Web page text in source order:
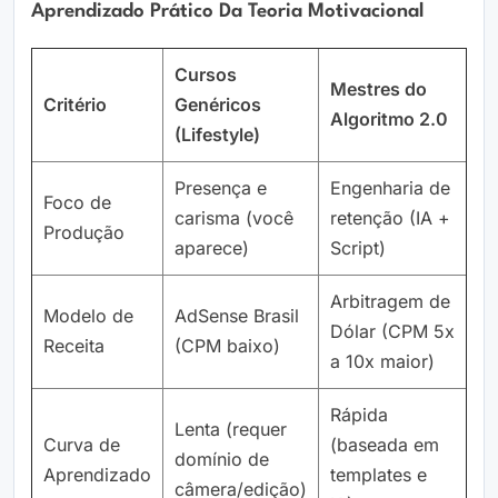
Aprendizado Prático Da Teoria Motivacional
Critério
Cursos
Genéricos
(Lifestyle)
Mestres do
Algoritmo 2.0
Foco de
Produção
Presença e
carisma (você
aparece)
Engenharia de
retenção (IA +
Script)
Modelo de
Receita
AdSense Brasil
(CPM baixo)
Arbitragem de
Dólar (CPM 5x
a 10x maior)
Curva de
Aprendizado
Lenta (requer
domínio de
câmera/edição)
Rápida
(baseada em
templates e